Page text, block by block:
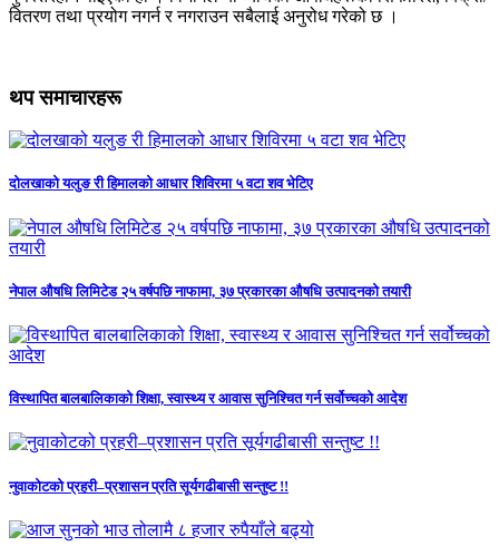
वितरण तथा प्रयोग नगर्न र नगराउन सबैलाई अनुरोध गरेको छ ।
थप समाचारहरू
दोलखाको यलुङ री हिमालको आधार शिविरमा ५ वटा शव भेटिए
नेपाल औषधि लिमिटेड २५ वर्षपछि नाफामा, ३७ प्रकारका औषधि उत्पादनको तयारी
विस्थापित बालबालिकाको शिक्षा, स्वास्थ्य र आवास सुनिश्चित गर्न सर्वोच्चको आदेश
नुवाकोटको प्रहरी–प्रशासन प्रति सूर्यगढीबासी सन्तुष्ट !!